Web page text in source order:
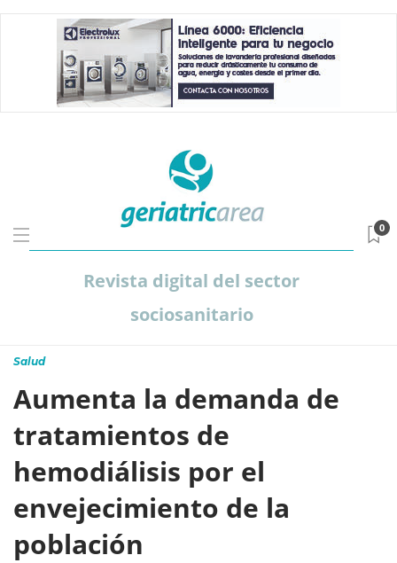
Revista digital del sector
sociosanitario
0
Salud
Aumenta la demanda de
tratamientos de
hemodiálisis por el
envejecimiento de la
población